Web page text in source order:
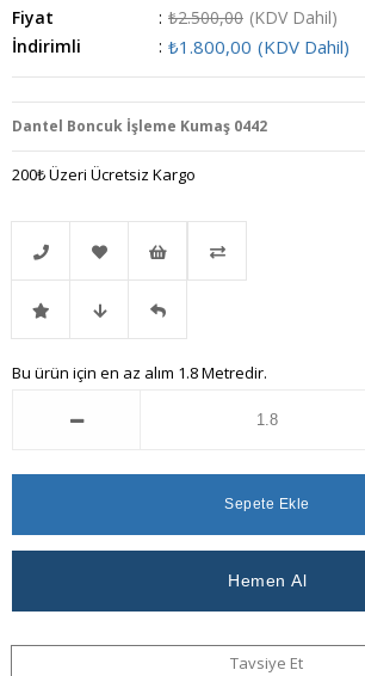
Fiyat
: ₺2.500,00 (KDV Dahil)
İndirimli
: ₺1.800,00 (KDV Dahil)
Dantel Boncuk İşleme Kumaş 0442
200₺ Üzeri Ücretsiz Kargo
Telefonla
Sipariş
Favorilere
Ekle
İstek
Listeme
İndirimli Fiyat
Ver
Gelince
Bu ürün için en az alım 1.8 Metredir.
Tavsiye Et